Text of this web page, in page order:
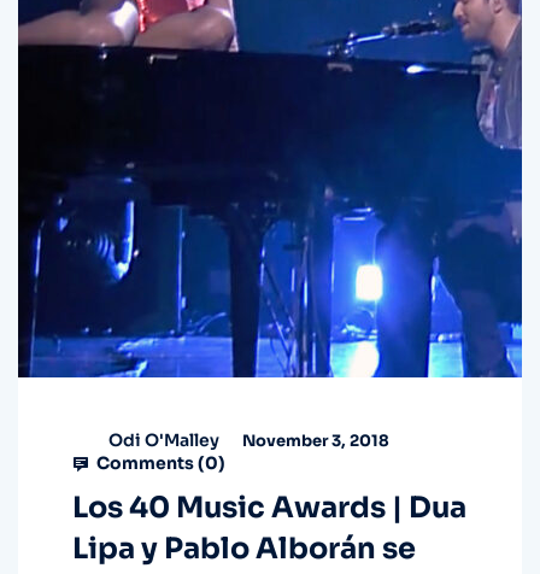
Odi O'Malley November 3, 2018
Comments (0)
Los 40 Music Awards | Dua
Lipa y Pablo Alborán se